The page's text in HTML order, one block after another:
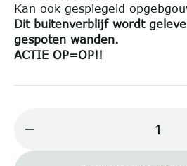
Kan ook gespiegeld
Dit buitenverblijf wordt
gespoten wanden.
ACTIE OP=OP!!
quantity